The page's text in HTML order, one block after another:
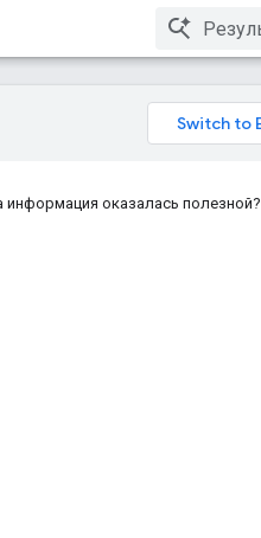
информация оказалась полезной?